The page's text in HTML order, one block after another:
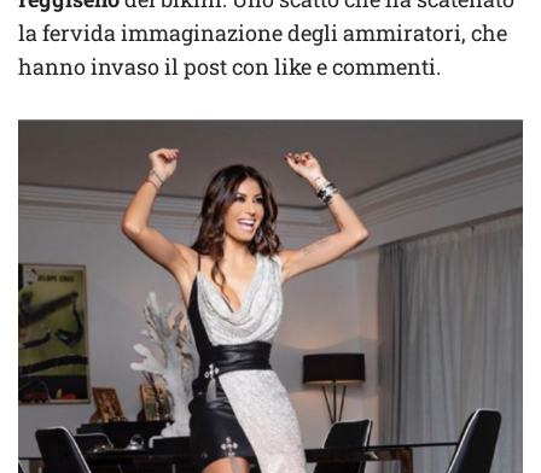
la fervida immaginazione degli ammiratori, che
hanno invaso il post con like e commenti.